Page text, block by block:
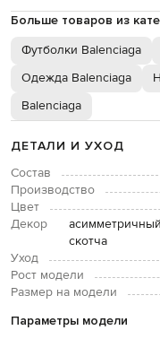
Больше товаров из
Футболки Balenciaga
Одежда Balenciaga
Balenciaga
ДЕТАЛИ И УХОД
Состав
Производство
Цвет
Декор
скотча
Уход
Рост модели
Размер на модели
Параметры модели